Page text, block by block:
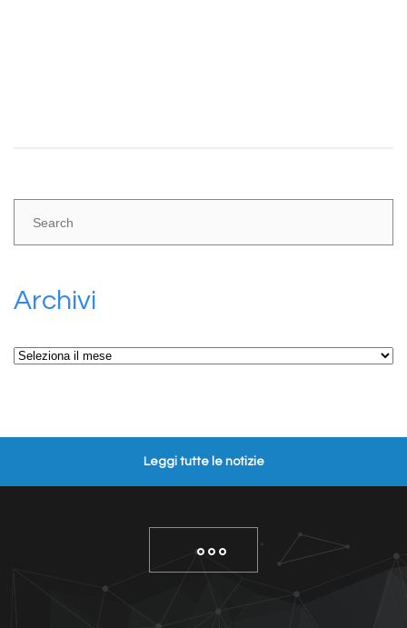
Archivi
Archivi
Leggi tutte le notizie